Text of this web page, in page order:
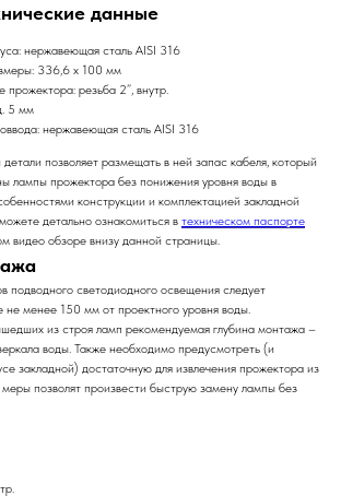
данные
нержавеющая сталь AISI 316
336,6 х 100 мм
резьба 2”, внутр.
5 мм
нержавеющая сталь AISI 316
позволяет размещать в ней запас кабеля, который
лампы прожектора без понижения уровня воды в
конструкции и комплектацией закладной
детально ознакомиться в техническом паспорте
видео обзоре внизу данной страницы.
подводного светодиодного освещения следует
не менее 150 мм от проектного уровня воды.
из строя ламп рекомендуемая глубина монтажа –
воды. Также необходимо предусмотреть (и
закладной) достаточную для извлечения прожектора из
позволят произвести быструю замену лампы без